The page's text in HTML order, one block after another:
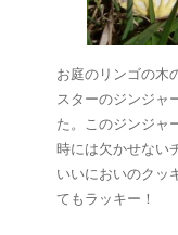
お庭のリンゴの木
スターのジンジャ
た。このジンジャ
時には欠かせない
いいにおいのクッ
てもラッキー！